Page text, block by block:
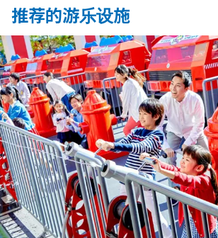
推荐的游乐设施